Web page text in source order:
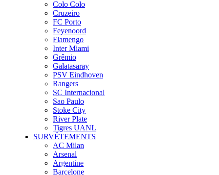
Colo Colo
Cruzeiro
FC Porto
Feyenoord
Flamengo
Inter Miami
Grêmio
Galatasaray
PSV Eindhoven
Rangers
SC Internacional
Sao Paulo
Stoke City
River Plate
Tigres UANL
SURVÊTEMENTS
AC Milan
Arsenal
Argentine
Barcelone